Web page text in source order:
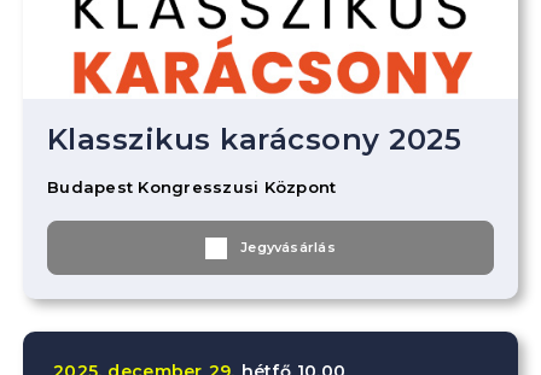
Klasszikus karácsony 2025
Budapest Kongresszusi Központ
Jegyvásárlás